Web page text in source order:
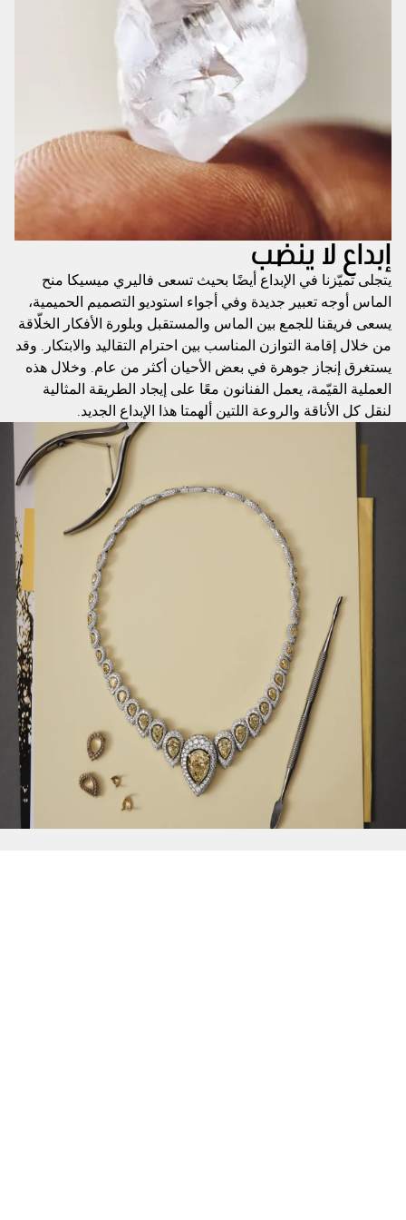
إبداع لا ينضب
يتجلى تميّزنا في الإبداع أيضًا بحيث تسعى فاليري ميسيكا منح
الماس أوجه تعبير جديدة وفي أجواء استوديو التصميم الحميمية،
يسعى فريقنا للجمع بين الماس والمستقبل وبلورة الأفكار الخلّاقة
من خلال إقامة التوازن المناسب بين احترام التقاليد والابتكار. وقد
يستغرق إنجاز جوهرة في بعض الأحيان أكثر من عام. وخلال هذه
العملية القيّمة، يعمل الفنانون معًا على إيجاد الطريقة المثالية
لنقل كل الأناقة والروعة اللتين ألهمتا هذا الإبداع الجديد.